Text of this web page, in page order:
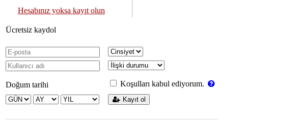
Hesabınız yoksa kayıt olun
Ücretsiz kaydol
Doğum tarihi Koşulları kabul ediyorum.
Kayıt ol